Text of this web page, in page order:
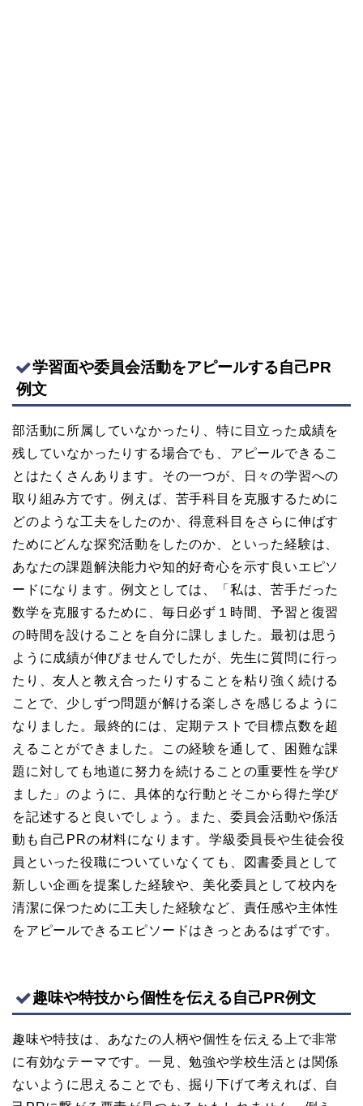
学習面や委員会活動をアピールする自己PR
例文
部活動に所属していなかったり、特に目立った成績を
残していなかったりする場合でも、アピールできるこ
とはたくさんあります。その一つが、日々の学習への
取り組み方です。例えば、苦手科目を克服するために
どのような工夫をしたのか、得意科目をさらに伸ばす
ためにどんな探究活動をしたのか、といった経験は、
あなたの課題解決能力や知的好奇心を示す良いエピソ
ードになります。例文としては、「私は、苦手だった
数学を克服するために、毎日必ず１時間、予習と復習
の時間を設けることを自分に課しました。最初は思う
ように成績が伸びませんでしたが、先生に質問に行っ
たり、友人と教え合ったりすることを粘り強く続ける
ことで、少しずつ問題が解ける楽しさを感じるように
なりました。最終的には、定期テストで目標点数を超
えることができました。この経験を通して、困難な課
題に対しても地道に努力を続けることの重要性を学び
ました」のように、具体的な行動とそこから得た学び
を記述すると良いでしょう。また、委員会活動や係活
動も自己PRの材料になります。学級委員長や生徒会役
員といった役職についていなくても、図書委員として
新しい企画を提案した経験や、美化委員として校内を
清潔に保つために工夫した経験など、責任感や主体性
をアピールできるエピソードはきっとあるはずです。
趣味や特技から個性を伝える自己PR例文
趣味や特技は、あなたの人柄や個性を伝える上で非常
に有効なテーマです。一見、勉強や学校生活とは関係
ないように思えることでも、掘り下げて考えれば、自